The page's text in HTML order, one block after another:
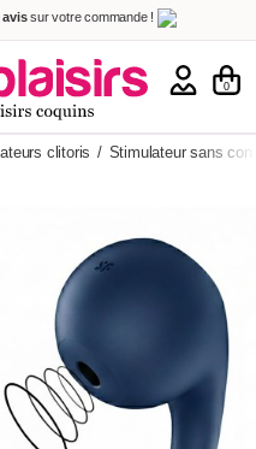
avissur votre commande !
quand payer !
(Offerte dès 69,00€ d'achat)
0
clitoris / Stimulateur sans